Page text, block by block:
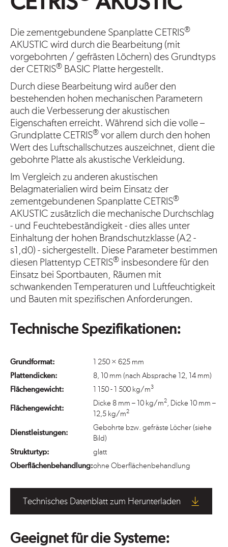
Die zementgebundene Spanplatte CETRIS®
AKUSTIC wird durch die Bearbeitung (mit
vorgebohrten / gefrästen Löchern) des Grundtyps
der CETRIS® BASIC Platte hergestellt.
Durch diese Bearbeitung wird außer den
bestehenden hohen mechanischen Parametern
auch die Verbesserung der akustischen
Eigenschaften erreicht. Während sich die volle –
Grundplatte CETRIS® vor allem durch den hohen
Wert des Luftschallschutzes auszeichnet, dient die
gebohrte Platte als akustische Verkleidung.
Im Vergleich zu anderen akustischen
Belagmaterialien wird beim Einsatz der
zementgebundenen Spanplatte CETRIS®
AKUSTIC zusätzlich die mechanische Durchschlag
- und Feuchtebeständigkeit - dies alles unter
Einhaltung der hohen Brandschutzklasse (A2 -
s1,d0) - sichergestellt. Diese Parameter bestimmen
diesen Plattentyp CETRIS® insbesondere für den
Einsatz bei Sportbauten, Räumen mit
schwankenden Temperaturen und Luftfeuchtigkeit
und Bauten mit spezifischen Anforderungen.
Technische Spezifikationen:
Grundformat:
1 250 × 625 mm
Plattendicken:
8, 10 mm (nach Absprache 12, 14 mm)
Flächengewicht:
1 150 - 1 500 kg/m3
Flächengewicht:
Dicke 8 mm – 10 kg/m2, Dicke 10 mm –
12,5 kg/m2
Dienstleistungen:
Gebohrte bzw. gefräste Löcher (siehe
Bild)
Strukturtyp:
glatt
Oberflächenbehandlung:ohne Oberflächenbehandlung
Technisches Datenblatt zum Herunterladen
Geeignet für die Systeme: